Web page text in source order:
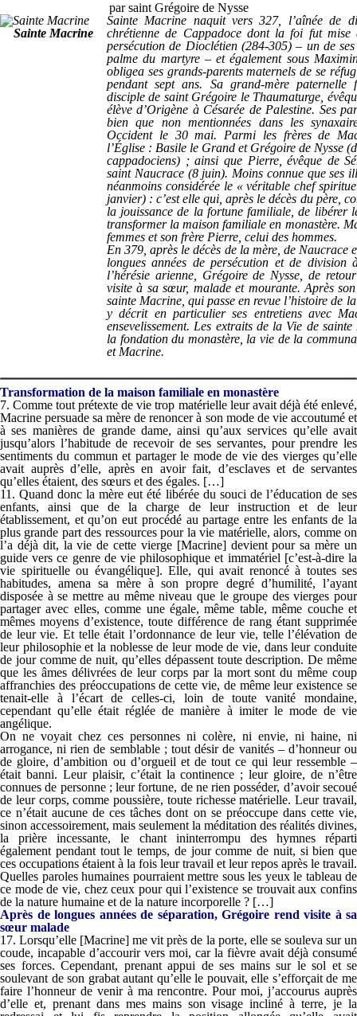
par saint Grégoire de Nysse
Sainte Macrine
Sainte Macrine naquit vers 327, l’aînée de
chrétienne de Cappadoce dont la foi fut mise
persécution de Dioclétien (284-305) – un de
palme du martyre – et également sous
obligea ses grands-parents maternels de se
pendant sept ans. Sa grand-mère paternelle
disciple de saint Grégoire le Thaumaturge,
élève d’Origène à Césarée de Palestine. Ses
bien que non mentionnées dans les
Occident le 30 mai. Parmi les frères de
l’Église : Basile le Grand et Grégoire de Nysse
cappadociens) ; ainsi que Pierre, évêque de
saint Naucrace (8 juin). Moins connue que ses
néanmoins considérée le « véritable chef
janvier) : c’est elle qui, après le décès du père,
la jouissance de la fortune familiale, de libérer
transformer la maison familiale en monastère.
femmes et son frère Pierre, celui des hommes.
En 379, après le décès de la mère, de Naucrace
longues années de persécution et de division
l’hérésie arienne, Grégoire de Nysse, de
visite à sa sœur, malade et mourante. Après
sainte Macrine, qui passe en revue l’histoire de
y décrit en particulier ses entretiens avec
ensevelissement. Les extraits de la Vie de sainte
la fondation du monastère, la vie de la
et Macrine.
Transformation de la maison familiale en monastère
7. Comme tout prétexte de vie trop matérielle leur avait déjà été enlevé,
Macrine persuade sa mère de renoncer à son mode de vie accoutumé et
à ses manières de grande dame, ainsi qu’aux services qu’elle avait
jusqu’alors l’habitude de recevoir de ses servantes, pour prendre les
sentiments du commun et partager le mode de vie des vierges qu’elle
avait auprès d’elle, après en avoir fait, d’esclaves et de servantes
qu’elles étaient, des sœurs et des égales. […]
11. Quand donc la mère eut été libérée du souci de l’éducation de ses
enfants, ainsi que de la charge de leur instruction et de leur
établissement, et qu’on eut procédé au partage entre les enfants de la
plus grande part des ressources pour la vie matérielle, alors, comme on
l’a déjà dit, la vie de cette vierge [Macrine] devient pour sa mère un
guide vers ce genre de vie philosophique et immatériel [c’est-à-dire la
vie spirituelle ou évangélique]. Elle, qui avait renoncé à toutes ses
habitudes, amena sa mère à son propre degré d’humilité, l’ayant
disposée à se mettre au même niveau que le groupe des vierges pour
partager avec elles, comme une égale, même table, même couche et
mêmes moyens d’existence, toute différence de rang étant supprimée
de leur vie. Et telle était l’ordonnance de leur vie, telle l’élévation de
leur philosophie et la noblesse de leur mode de vie, dans leur conduite
de jour comme de nuit, qu’elles dépassent toute description. De même
que les âmes délivrées de leur corps par la mort sont du même coup
affranchies des préoccupations de cette vie, de même leur existence se
tenait-elle à l’écart de celles-ci, loin de toute vanité mondaine,
cependant qu’elle était réglée de manière à imiter le mode de vie
angélique.
On ne voyait chez ces personnes ni colère, ni envie, ni haine, ni
arrogance, ni rien de semblable ; tout désir de vanités – d’honneur ou
de gloire, d’ambition ou d’orgueil et de tout ce qui leur ressemble –
était banni. Leur plaisir, c’était la continence ; leur gloire, de n’être
connues de personne ; leur fortune, de ne rien posséder, d’avoir secoué
de leur corps, comme poussière, toute richesse matérielle. Leur travail,
ce n’était aucune de ces tâches dont on se préoccupe dans cette vie,
sinon accessoirement, mais seulement la méditation des réalités divines,
la prière incessante, le chant ininterrompu des hymnes réparti
également pendant tout le temps, de jour comme de nuit, si bien que
ces occupations étaient à la fois leur travail et leur repos après le travail.
Quelles paroles humaines pourraient mettre sous les yeux le tableau de
ce mode de vie, chez ceux pour qui l’existence se trouvait aux confins
de la nature humaine et de la nature incorporelle ? […]
Après de longues années de séparation, Grégoire rend visite à sa
sœur malade
17. Lorsqu’elle [Macrine] me vit près de la porte, elle se souleva sur un
coude, incapable d’accourir vers moi, car la fièvre avait déjà consumé
ses forces. Cependant, prenant appui de ses mains sur le sol et se
soulevant de son grabat autant qu’elle le pouvait, elle s’efforçait de me
faire l’honneur de venir à ma rencontre. Pour moi, j’accourus auprès
d’elle et, prenant dans mes mains son visage incliné à terre, je la